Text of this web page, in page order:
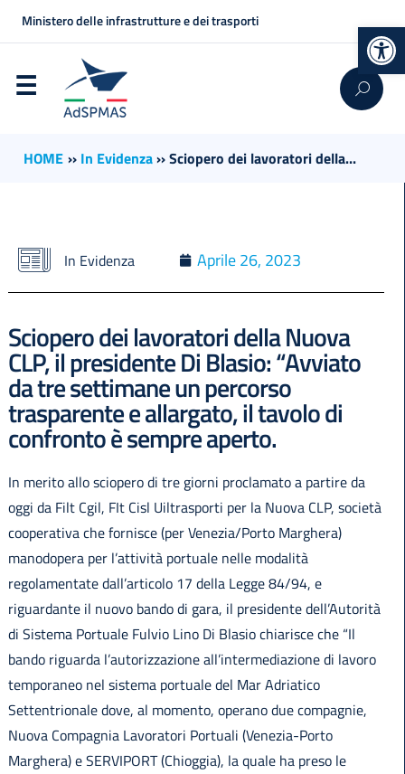
Ministero delle infrastrutture e dei trasporti
HOME ›› In Evidenza››Sciopero dei lavoratori della...
In Evidenza Aprile 26, 2023
Sciopero dei lavoratori della Nuova
CLP, il presidente Di Blasio: “Avviato
da tre settimane un percorso
trasparente e allargato, il tavolo di
confronto è sempre aperto.
In merito allo sciopero di tre giorni proclamato a partire da
oggi da Filt Cgil, FIt Cisl Uiltrasporti per la Nuova CLP, società
cooperativa che fornisce (per Venezia/Porto Marghera)
manodopera per l’attività portuale nelle modalità
regolamentate dall’articolo 17 della Legge 84/94, e
riguardante il nuovo bando di gara, il presidente dell’Autorità
di Sistema Portuale Fulvio Lino Di Blasio chiarisce che “Il
bando riguarda l’autorizzazione all’intermediazione di lavoro
temporaneo nel sistema portuale del Mar Adriatico
Settentrionale dove, al momento, operano due compagnie,
Nuova Compagnia Lavoratori Portuali (Venezia-Porto
Marghera) e SERVIPORT (Chioggia), la quale ha preso le